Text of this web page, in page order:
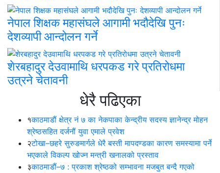
नेपाल शिक्षक महासंघले आगामी भदौदेखि पुनः
देशव्यापी आन्दोलन गर्ने
शेरबहादुर देउवामाथि धरपकड गरे प्रतिरोधमा
उत्रने चेतावनी
धेरै पढिएका
१काठमाडौं क्षेत्र नं ७ का नेकपाका केन्द्रीय सदस्य ज्ञानेन्द्र मोहन
श्रेष्ठसहित दर्जनौं युवा एमाले प्रवेश
२टोखा–छहरे सुरुङमार्गले धेरै बस्ती मापदण्डका कारण समस्यामा पर्ने
भएकाले विकल्प खोज्न मन्त्री खनालको प्रस्ताव
३काठमाडौं–७ : प्रकाश श्रेष्ठको सम्भावना मजबुत बन्दै गएको